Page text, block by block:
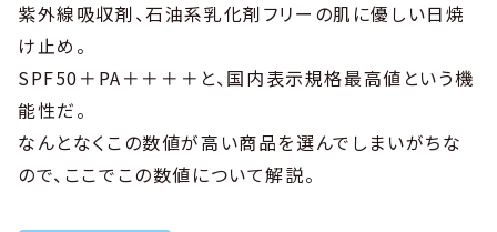
紫外線吸収剤、石油系乳化剤フリーの肌に優しい日焼
け止め。
SPF50＋PA＋＋＋＋と、国内表示規格最高値という機
能性だ。
なんとなくこの数値が高い商品を選んでしまいがちな
ので、ここでこの数値について解説。